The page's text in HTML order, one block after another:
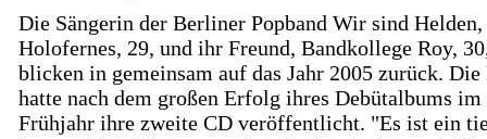
Die Sängerin der Berliner Popband Wir sind
Holofernes, 29, und ihr Freund, Bandkollege Roy,
blicken in gemeinsam auf das Jahr 2005 zurück. Die
hatte nach dem großen Erfolg ihres Debütalbums im
Frühjahr ihre zweite CD veröffentlicht. "Es ist ein